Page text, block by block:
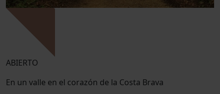
ABIERTO
En un valle en el corazón de la Costa Brava